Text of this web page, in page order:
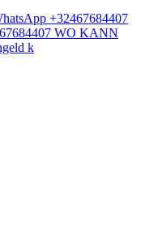
+32467684407
WO KANN
k